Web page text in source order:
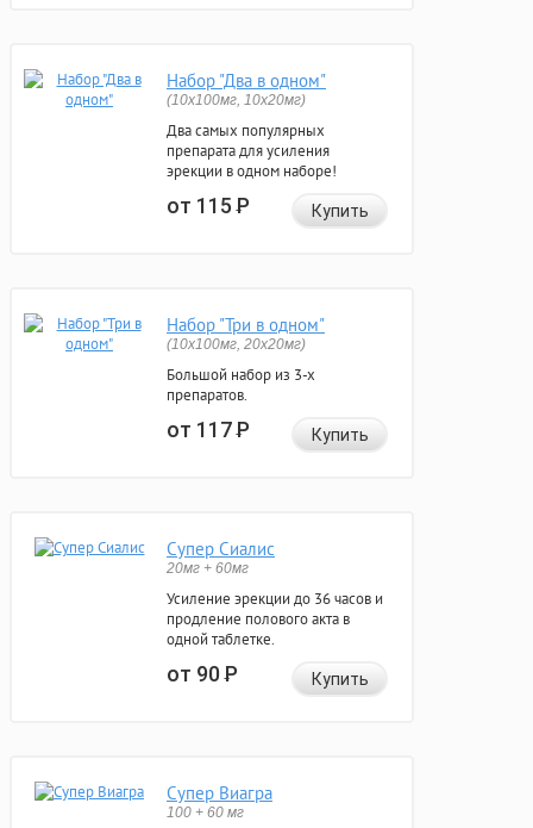
Набор "Два в одном"
(10x100мг, 10x20мг)
Два самых популярных
препарата для усиления
эрекции в одном наборе!
от 115Р Купить
Набор "Три в одном"
(10x100мг, 20x20мг)
Большой набор из 3-х
препаратов.
от 117Р Купить
Супер Сиалис
20мг + 60мг
Усиление эрекции до 36 часов и
продление полового акта в
одной таблетке.
от 90Р Купить
Супер Виагра
100 + 60 мг